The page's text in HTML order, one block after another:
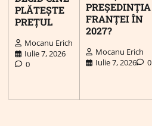
PLĂTEȘTE
PREȚUL
Mocanu Erich
Iulie 7, 2026
0
PREȘEDINȚIA
FRANȚEI ÎN
2027?
Mocanu Erich
Iulie 7, 2026
0